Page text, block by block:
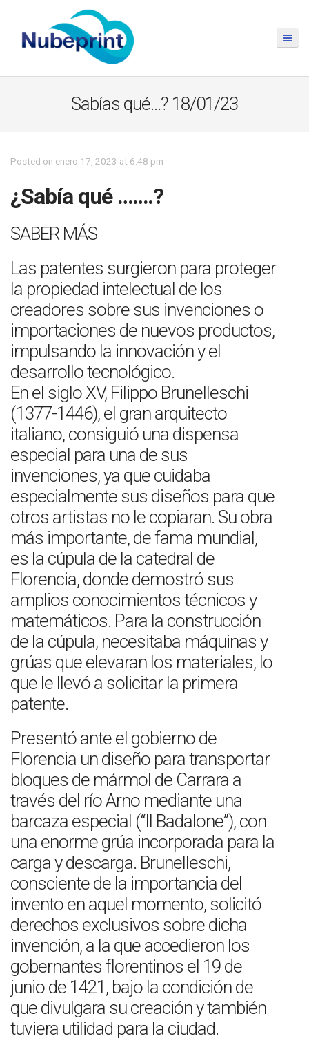
Sabías qué…? 18/01/23
Posted on enero 17, 2023 at 6:48 pm
¿Sabía qué …….?
SABER MÁS
Las patentes surgieron para proteger
la propiedad intelectual de los
creadores sobre sus invenciones o
importaciones de nuevos productos,
impulsando la innovación y el
desarrollo tecnológico.
En el siglo XV, Filippo Brunelleschi
(1377-1446), el gran arquitecto
italiano, consiguió una dispensa
especial para una de sus
invenciones, ya que cuidaba
especialmente sus diseños para que
otros artistas no le copiaran. Su obra
más importante, de fama mundial,
es la cúpula de la catedral de
Florencia, donde demostró sus
amplios conocimientos técnicos y
matemáticos. Para la construcción
de la cúpula, necesitaba máquinas y
grúas que elevaran los materiales, lo
que le llevó a solicitar la primera
patente.
Presentó ante el gobierno de
Florencia un diseño para transportar
bloques de mármol de Carrara a
través del río Arno mediante una
barcaza especial (“Il Badalone”), con
una enorme grúa incorporada para la
carga y descarga. Brunelleschi,
consciente de la importancia del
invento en aquel momento, solicitó
derechos exclusivos sobre dicha
invención, a la que accedieron los
gobernantes florentinos el 19 de
junio de 1421, bajo la condición de
que divulgara su creación y también
tuviera utilidad para la ciudad.